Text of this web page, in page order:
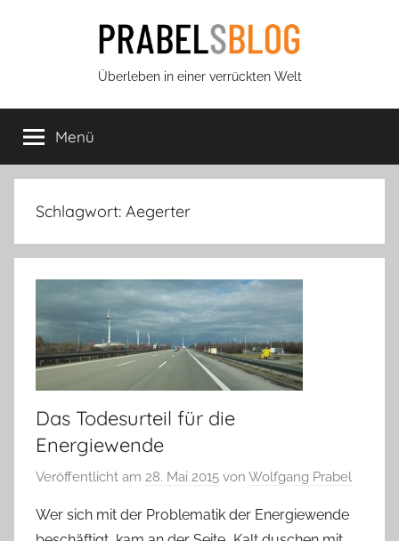
Prabels
Blog
Überleben in einer verrückten Welt
Menü
Schlagwort: Aegerter
Das Todesurteil für die
Energiewende
Veröffentlicht am 28. Mai 2015 von Wolfgang Prabel
Wer sich mit der Problematik der Energiewende